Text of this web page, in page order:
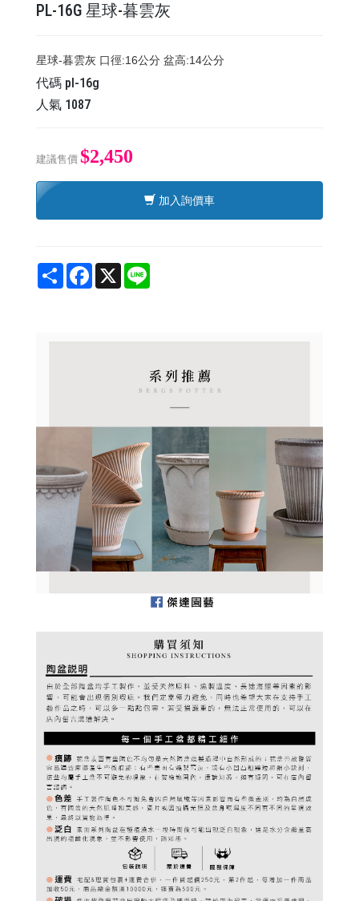
PL-16G 星球-暮雲灰
星球-暮雲灰 口徑:16公分 盆高:14公分
代碼 pl-16g
人氣 1087
建議售價 $2,450
加入詢價車
Share Facebook
X